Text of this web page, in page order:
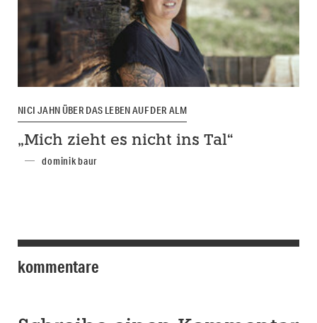
NICI JAHN ÜBER DAS LEBEN AUF DER ALM
„Mich zieht es nicht ins Tal“
dominik baur
kommentare